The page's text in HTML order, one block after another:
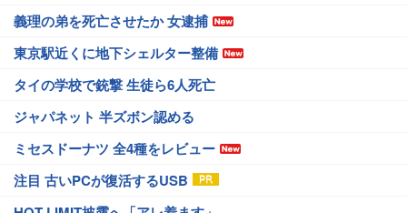
義理の弟を死亡させたか 女逮捕
東京駅近くに地下シェルター整備
タイの学校で銃撃 生徒ら6人死亡
ジャパネット 半ズボン認める
ミセスドーナツ 全4種をレビュー
注目 古いPCが復活するUSB